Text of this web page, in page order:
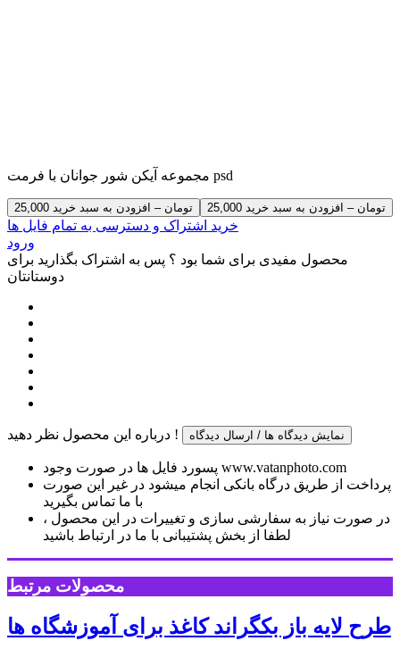
مجموعه آیکن شور جوانان با فرمت psd
25,000 تومان – افزودن به سبد خرید
خرید اشتراک و دسترسی به تمام فایل ها
ورود
محصول مفیدی برای شما بود ؟ پس به اشتراک بگذارید برای
دوستانتان
درباره این محصول نظر دهید ! نمایش دیدگاه ها / ارسال دیدگاه
پسورد فایل ها در صورت وجود www.vatanphoto.com
پرداخت از طریق درگاه بانکی انجام میشود در غیر این صورت
با ما تماس بگیرید
در صورت نیاز به سفارشی سازی و تغییرات در این محصول ،
لطفا از بخش پشتیبانی با ما در ارتباط باشید
محصولات مرتبط
طرح لایه باز بکگراند کاغذ برای آموزشگاه ها